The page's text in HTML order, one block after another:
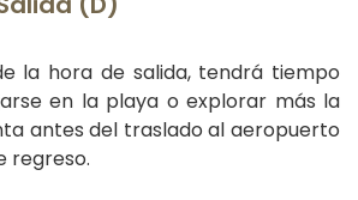
la hora de salida, tendrá tiempo
en la playa o explorar más la
antes del traslado al aeropuerto
regreso.